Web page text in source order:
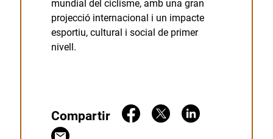
mundial del ciclisme, amb una gran
projecció internacional i un impacte
esportiu, cultural i social de primer
nivell.
Compartir